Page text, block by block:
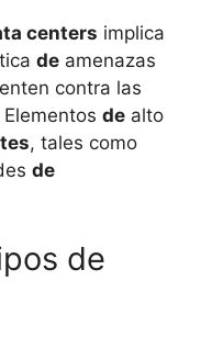
centers implica
de amenazas
contra las
de alto
, tales como
de
de